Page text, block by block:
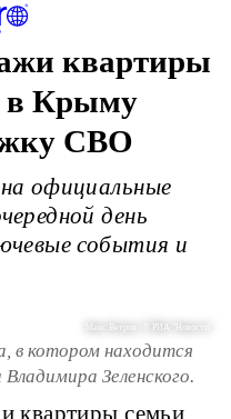
квартиры
в Крыму
СВО
официальные
день
события и
Макс Ветров / © РИА "Новости"
в котором находится
Зеленского.
квартиры семьи